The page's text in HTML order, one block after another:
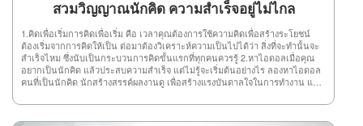
สวมวิญญาณนักคิด ความสำเร็จอยู่ไม่ไกล
1.คิดเพื่อเริ่มการคิดเพื่อเริ่ม คือ เวลาคุณต้องการใช้ความคิดเพื่อสร้างระโยชน์
ต้องเริ่มจากการคิดให้เป็น ต่อมาต้องวิเคราะห์ความเป็นไปได้ว่า สิ่งที่จะทำนั้นจะ
สำเร็จไหม ซึ่งนับเป็นกระบวนการคิดขั้นแรกที่ทุกคนควรรู้ 2.หาไอดอลเมื่อคุณ
อยากเป็นนักคิด แล้วประสบความสำเร็จ แต่ไม่รู้จะเริ่มต้นอย่างไร ลองหาไอดอล
คนที่เป็นนักคิด นักสร้างสรรค์ผลงานดู เพื่อสร้างแรงบันดาลใจในการทำงาน แล้ว
ใคร เพราะนักคิดต้องรู้จักสร้างสรรค์งานด้วยตัวเอง จะได้ประสบความสำเร็จอย่าง